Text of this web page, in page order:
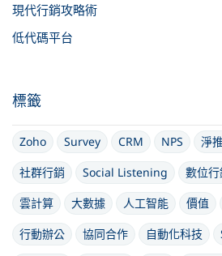
現代行銷攻略術
低代碼平台
標籤
Zoho Survey CRM NPS 淨
社群行銷
Social Listening 數位行
雲計算
大數據 人工智能 價值
行動辦公
協同合作 自動化科技